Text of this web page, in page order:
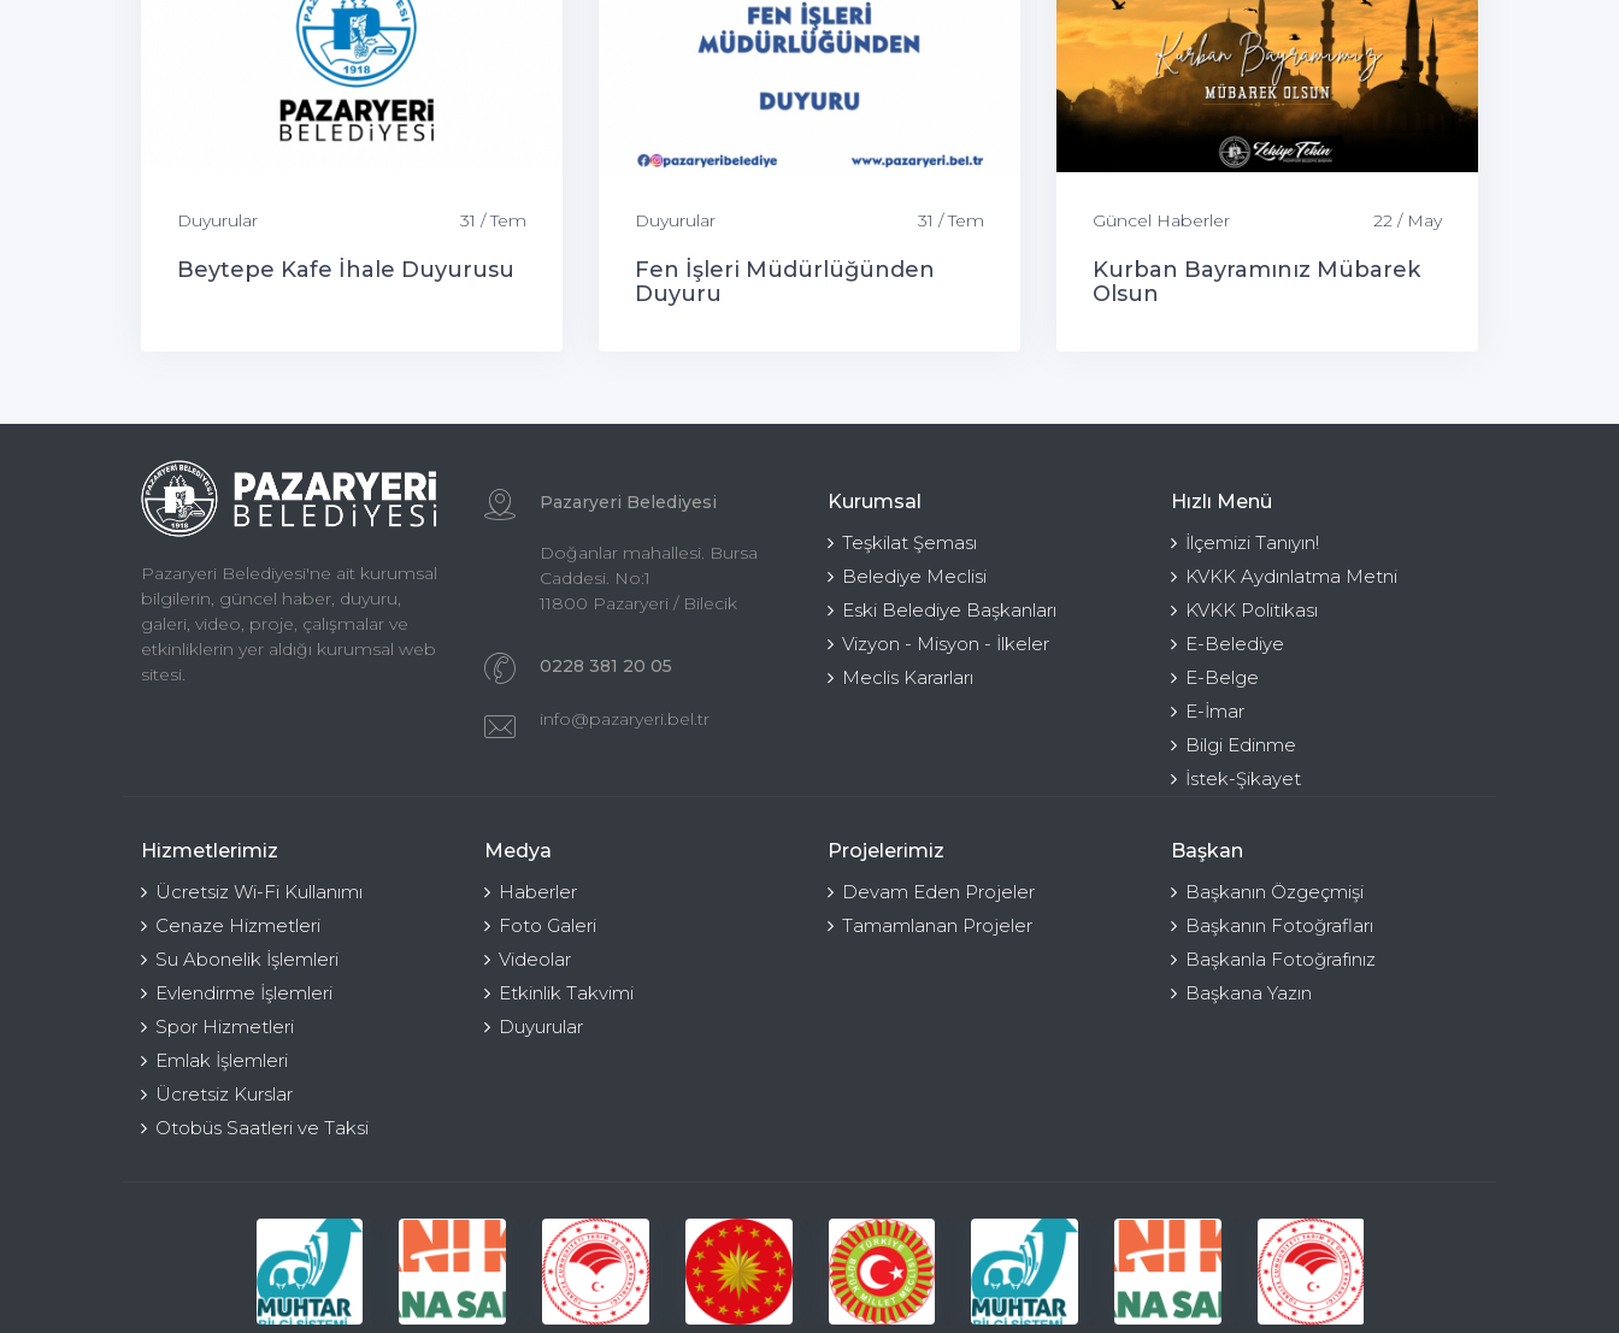
Duyurular 31 / Tem
Beytepe Kafe İhale Duyurusu
Duyurular 31 / Tem
Fen İşleri Müdürlüğünden
Duyuru
Güncel Haberler 22 / May
Kurban Bayramınız Mübarek
Olsun
Pazaryeri Belediyesi'ne ait kurumsal
bilgilerin, güncel haber, duyuru,
galeri, video, proje, çalışmalar ve
etkinliklerin yer aldığı kurumsal web
sitesi.
Pazaryeri Belediyesi
Doğanlar mahallesi. Bursa
Caddesi. No:1
11800 Pazaryeri / Bilecik
0228 381 20 05
info@pazaryeri.bel.tr
Kurumsal
Teşkilat Şeması
Belediye Meclisi
Eski Belediye Başkanları
Vizyon - Misyon - İlkeler
Meclis Kararları
Hızlı Menü
İlçemizi Tanıyın!
KVKK Aydınlatma Metni
KVKK Politikası
E-Belediye
E-Belge
E-İmar
Bilgi Edinme
İstek-Şikayet
Hizmetlerimiz
Ücretsiz Wi-Fi Kullanımı
Cenaze Hizmetleri
Su Abonelik İşlemleri
Evlendirme İşlemleri
Spor Hizmetleri
Emlak İşlemleri
Ücretsiz Kurslar
Otobüs Saatleri ve Taksi
Medya
Haberler
Foto Galeri
Videolar
Etkinlik Takvimi
Duyurular
Projelerimiz
Devam Eden Projeler
Tamamlanan Projeler
Başkan
Başkanın Özgeçmişi
Başkanın Fotoğrafları
Başkanla Fotoğrafınız
Başkana Yazın